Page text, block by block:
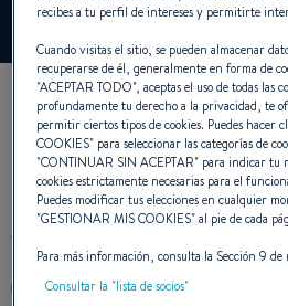
NUESTROS
CONTACTO
+44 (0)1489 854 455
recibes a tu perfil de intereses y permitirte
Cuando visitas el sitio, se pueden almacenar
recuperarse de él, generalmente en forma de
"ACEPTAR TODO", aceptas el uso de todas las
profundamente tu derecho a la privacidad, te
permitir ciertos tipos de cookies. Puedes hacer
COOKIES" para seleccionar las categorías de
"CONTINUAR SIN ACEPTAR" para indicar tu
cookies estrictamente necesarias para el
Puedes modificar tus elecciones en cualquier
"GESTIONAR MIS COOKIES" al pie de cada
Para más información, consulta la Sección 9
Consultar la "lista de socios"